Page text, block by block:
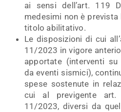
ai sensi dell’art. 119
medesimi non è
titolo abilitativo.
Le disposizioni di cui
11/2023 in vigore
apportate (interventi
da eventi sismici),
spese sostenute in
cui al previgente
11/2023, diversi da